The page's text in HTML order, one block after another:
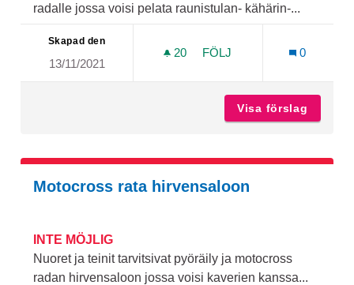
radalle jossa voisi pelata raunistulan- kähärin-...
Skapad den
13/11/2021
20 20 FÖLJARE
FÖLJ
0
Visa förslag
Motocross rata hirvensaloon
INTE MÖJLIG
Nuoret ja teinit tarvitsivat pyöräily ja motocross
radan hirvensaloon jossa voisi kaverien kanssa...